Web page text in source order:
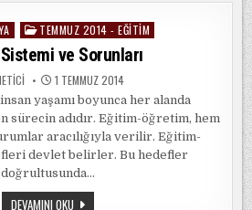
TEMMUZ 2014 - EĞITIM
ve Sorunları
1 TEMMUZ 2014
yaşamı boyunca her alanda
sürecin adıdır. Eğitim-öğretim, hem
aracılığıyla verilir. Eğitim-
devlet belirler. Bu hedefler
doğrultusunda…
DEVAMINI OKUEĞITIM